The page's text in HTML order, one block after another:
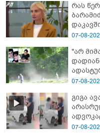
რას
07-08-
"არ
ხმა
07-08-
გიგა
07-08-